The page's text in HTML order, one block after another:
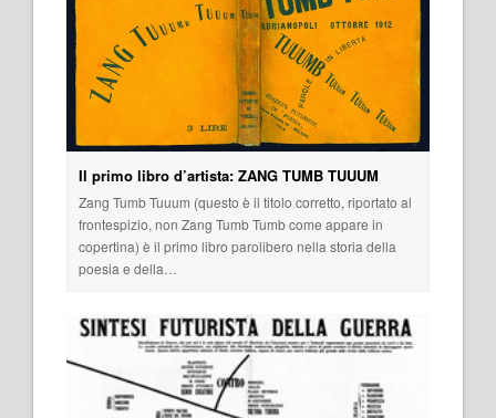
Il primo libro d’artista: ZANG TUMB TUUUM
Zang Tumb Tuuum (questo è il titolo corretto, riportato al
frontespizio, non Zang Tumb Tumb come appare in
copertina) è il primo libro parolibero nella storia della
poesia e della…